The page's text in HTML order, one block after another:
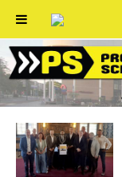
Skip
to
content